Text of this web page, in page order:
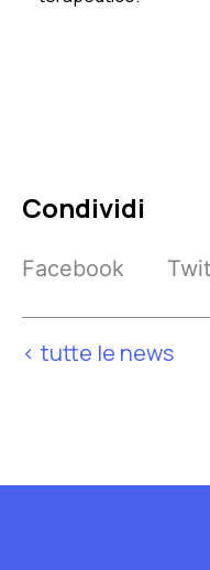
Condividi
Facebook
< tutte le news